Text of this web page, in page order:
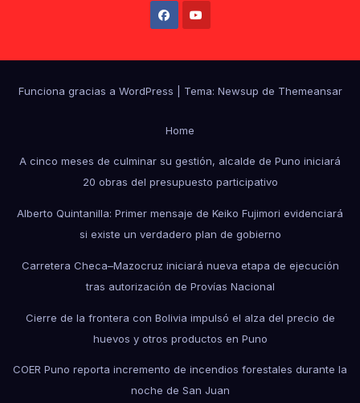
Funciona gracias a WordPress Tema: Newsup de Themeansar
Home
A cinco meses de culminar su gestión, alcalde de Puno iniciará
20 obras del presupuesto participativo
Alberto Quintanilla: Primer mensaje de Keiko Fujimori evidenciará
si existe un verdadero plan de gobierno
Carretera Checa–Mazocruz iniciará nueva etapa de ejecución
tras autorización de Provías Nacional
Cierre de la frontera con Bolivia impulsó el alza del precio de
huevos y otros productos en Puno
COER Puno reporta incremento de incendios forestales durante la
noche de San Juan